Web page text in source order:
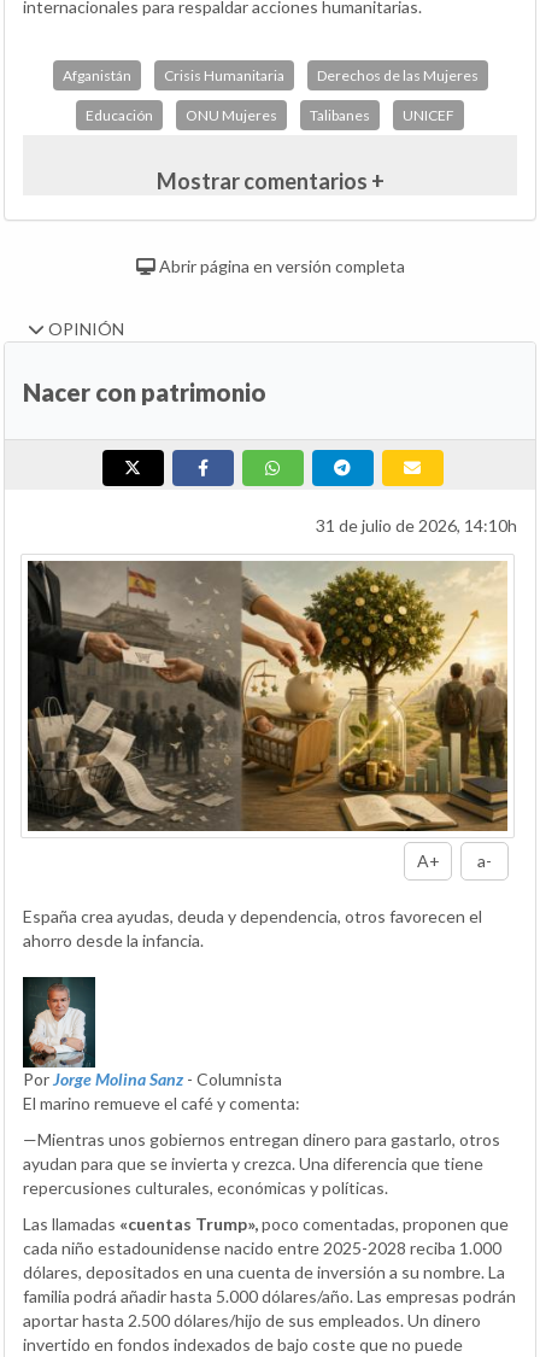
internacionales para respaldar acciones humanitarias.
Afganistán Crisis Humanitaria Derechos de las Mujeres
Educación ONU Mujeres Talibanes UNICEF
Mostrar comentarios +
Abrir página en versión completa
OPINIÓN
Nacer con patrimonio
31 de julio de 2026, 14:10h
A+ a-
España crea ayudas, deuda y dependencia, otros favorecen el
ahorro desde la infancia.
PorJorge Molina Sanz - Columnista
El marino remueve el café y comenta:
—Mientras unos gobiernos entregan dinero para gastarlo, otros
ayudan para que se invierta y crezca. Una diferencia que tiene
repercusiones culturales, económicas y políticas.
Las llamadas «cuentas Trump»,poco comentadas, proponen que
cada niño estadounidense nacido entre 2025-2028 reciba 1.000
dólares, depositados en una cuenta de inversión a su nombre. La
familia podrá añadir hasta 5.000 dólares/año. Las empresas podrán
aportar hasta 2.500 dólares/hijo de sus empleados. Un dinero
invertido en fondos indexados de bajo coste que no puede